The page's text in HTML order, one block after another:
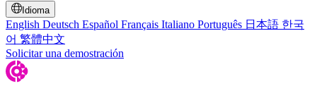
Idioma
English Deutsch Español Français Italiano Português 日本語 한국
어 繁體中文
Solicitar una demostración